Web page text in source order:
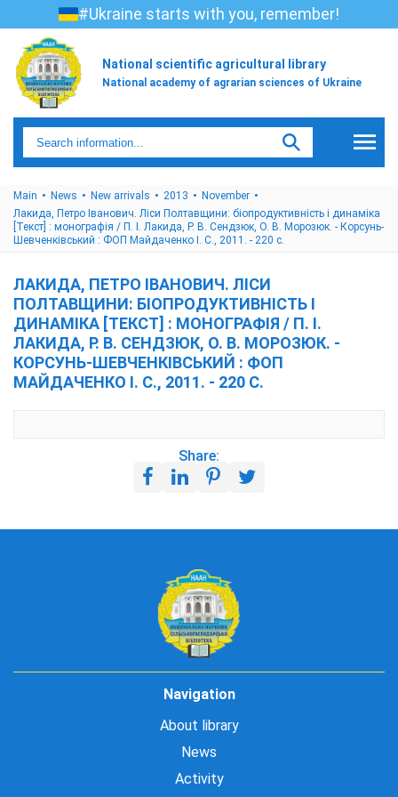
#Ukraine starts with you, remember!
National scientific agricultural library
National academy of agrarian sciences of Ukraine
Main News New arrivals 2013
November
Лакида, Петро Іванович. Ліси Полтавщини: біопродуктивність і динаміка
[Текст] : монографія / П. І. Лакида, Р. В. Сендзюк, О. В. Морозюк. - Корсунь-
Шевченківський : ФОП Майдаченко І. С., 2011. - 220 с.
ЛАКИДА, ПЕТРО ІВАНОВИЧ. ЛІСИ
ПОЛТАВЩИНИ: БІОПРОДУКТИВНІСТЬ І
ДИНАМІКА [ТЕКСТ] : МОНОГРАФІЯ / П. І.
ЛАКИДА, Р. В. СЕНДЗЮК, О. В. МОРОЗЮК. -
КОРСУНЬ-ШЕВЧЕНКІВСЬКИЙ : ФОП
МАЙДАЧЕНКО І. С., 2011. - 220 С.
Share:
Navigation
About library
News
Activity